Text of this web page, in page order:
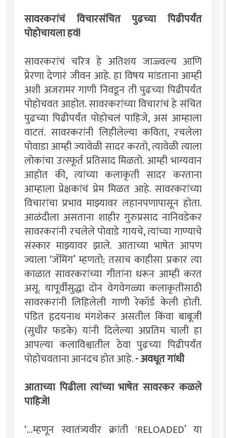
सावरकरांचं विचारसंचित पुढच्या पिढीपर्यंत
पोहोचायला हवं!
सावरकरांचं चरित्र हे अतिशय जाज्ज्वल्य आणि
प्रेरणा देणारं जीवन आहे. हा विषय मांडताना आम्ही
अशी अजरामर गाणी निवडून ती पुढच्या पिढीपर्यंत
पोहोचवत आहोत. सावरकरांच्या विचारांचं हे संचित
पुढच्या पिढीपर्यंत पोहोचलं पाहिजे, असं आम्हाला
वाटतं. सावरकरांनी लिहीलेल्या कविता, रचलेला
पोवाडा आम्ही ज्यावेळी सादर करतो, त्यावेळी त्याला
लोकांचा उत्स्फूर्त प्रतिसाद मिळतो. आम्ही भाग्यवान
आहोत की, त्यांच्या कलाकृती सादर करताना
आम्हाला प्रेक्षकांचं प्रेम मिळत आहे. सावरकरांच्या
विचारांचा प्रभाव माझ्यावर लहानपणापासून होता.
आळंदीला असताना शाहीर गुरुप्रसाद नानिवडेकर
सावरकरांनी रचलेले पोवाडे गायचे, त्यांच्या गाण्याचे
संस्कार माझ्यावर झाले. आताच्या भाषेत आपण
ज्याला ‘जॅमिंग’ म्हणतो; तसाच काहीसा प्रकार त्या
काळात सावरकरांच्या गीतांना धरून आम्ही करत
असू. यापूर्वीसुद्धा दोन वेगवेगळ्या कलाकृतींसाठी
सावरकरांनी लिहिलेली गाणी रेकॉर्ड केली होती.
पंडित हृदयनाथ मंगशेकर असतील किंवा बाबूजी
(सुधीर फडके) यांनी दिलेल्या अप्रतिम चाली हा
आपल्या कलाविश्वातील ठेवा पुढच्या पिढीपर्यंत
पोहोचवताना आनंदच होत आहे.- अवधूत गांधी
आताच्या पिढीला त्यांच्या भाषेत सावरकर कळले
पाहिजे!
‘...म्हणून स्वातंत्र्यवीर क्रांती 'RELOADED’ या